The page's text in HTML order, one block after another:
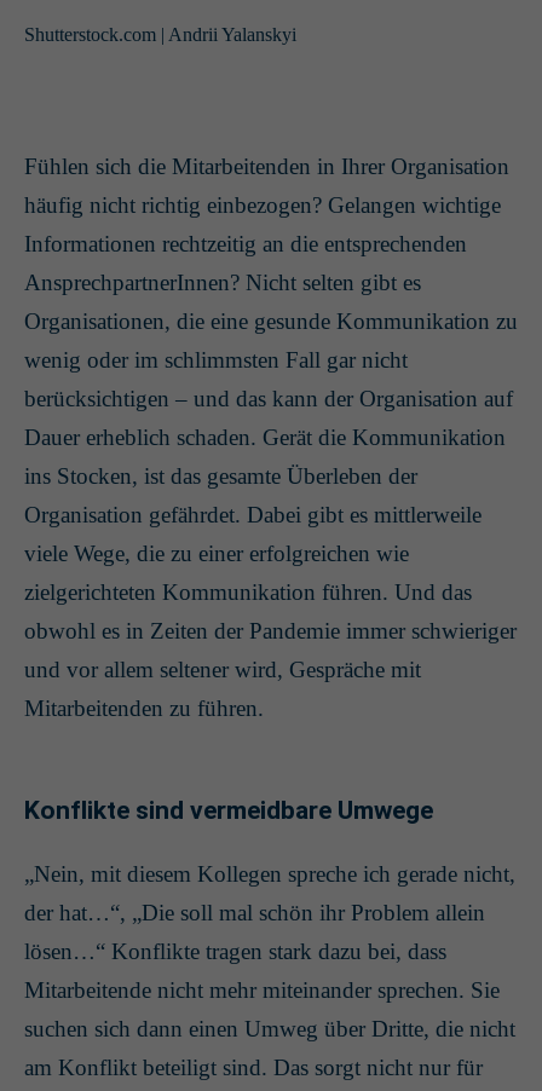
Shutterstock.com | Andrii Yalanskyi
Fühlen sich die Mitarbeitenden in Ihrer Organisation
häufig nicht richtig einbezogen? Gelangen wichtige
Informationen rechtzeitig an die entsprechenden
AnsprechpartnerInnen? Nicht selten gibt es
Organisationen, die eine gesunde Kommunikation zu
wenig oder im schlimmsten Fall gar nicht
berücksichtigen – und das kann der Organisation auf
Dauer erheblich schaden. Gerät die Kommunikation
ins Stocken, ist das gesamte Überleben der
Organisation gefährdet. Dabei gibt es mittlerweile
viele Wege, die zu einer erfolgreichen wie
zielgerichteten Kommunikation führen. Und das
obwohl es in Zeiten der Pandemie immer schwieriger
und vor allem seltener wird, Gespräche mit
Mitarbeitenden zu führen.
Konflikte sind vermeidbare Umwege
„Nein, mit diesem Kollegen spreche ich gerade nicht,
der hat…“, „Die soll mal schön ihr Problem allein
lösen…“ Konflikte tragen stark dazu bei, dass
Mitarbeitende nicht mehr miteinander sprechen. Sie
suchen sich dann einen Umweg über Dritte, die nicht
am Konflikt beteiligt sind. Das sorgt nicht nur für